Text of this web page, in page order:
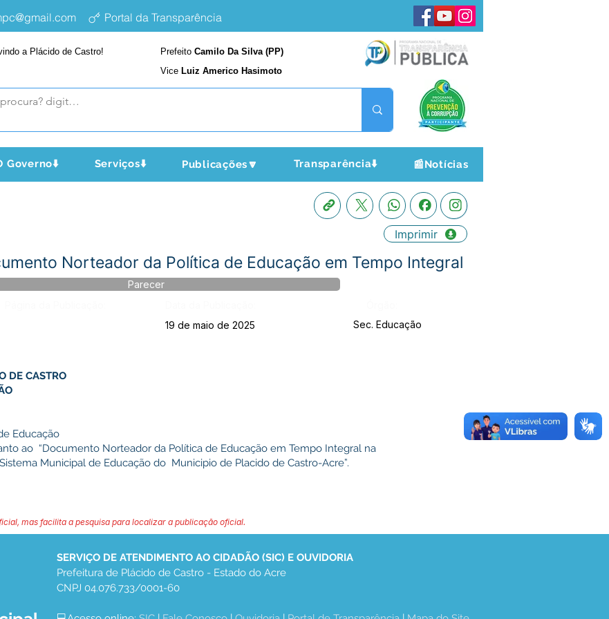
Portal da Transparência
a Plácido de Castro! Prefeito Camilo Da Silva (PP)
Vice Luiz Americo Hasimoto
Governo⬇️ Serviços⬇️ Publicações🔽 Transparência⬇️ 📰Notícias
Imprimir
Norteador da Política de Educação em Tempo Integral
Parecer
19 de maio de 2025 Sec. Educação
DE CASTRO
Educação
ao “Documento Norteador da Política de Educação em Tempo Integral na
Municipal de Educação do Municipio de Placido de Castro-Acre”.
mas facilita a pesquisa para localizar a publicação oficial.
SERVIÇO DE ATENDIMENTO AO CIDADÃO (SIC) E OUVIDORIA
Prefeitura de Plácido de Castro - Estado do Acre
CNPJ 04.076.733/0001-60